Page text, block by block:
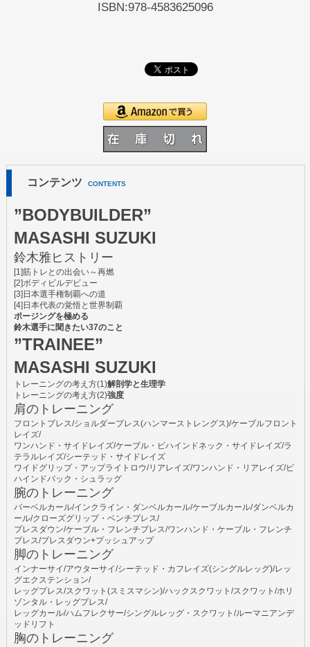
ISBN:978-4583625096
コンテンツ CONTENTS
”BODYBUILDER”
MASASHI SUZUKI
鈴木雅ヒストリー
[1]筋トレとの出会い～再燃
[2]ボディビルデビュー
[3]日本選手権制覇への道
[4]日本代表の覚悟と世界制覇
ポージングを極める
鈴木選手に聞きたい37のこと
”TRAINEE”
MASASHI SUZUKI
トレーニングの考え方(1)解剖学と生理学
トレーニングの考え方(2)強度
肩のトレーニング
フロントプレス/ショルダープレス(ハンマーストレングス)/ケーブルフロント
レイズ/
ワンハンド・サイドレイズ/ケーブル・ビハインドネック・サイドレイズ/ラ
テラルレイズ/シーテッド・サイドレイズ
ワイドグリップ・アップライトロウ/リアレイズ/ワンハンド・リアレイズ/ビ
ハインドバック・シュラッグ
腕のトレーニング
バーベルカール/インクライン・ダンベルカール/ケーブルカール/ダンベルカ
ール/クローズグリップ・ベンチプレス/
プレスダウン/ケーブル・フレンチプレス/ワンハンド・ケーブル・フレンチ
プレス/プレスダウン+プッシュアップ
脚のトレーニング
インナーサイ/アウターサイ/シーテッド・カフレイズ(シングルレッグ)/レッ
グエクステンション/
レッグプレス/スクワット(スミスマシン)/ハックスクワット/スクワット/ホリ
ゾンタル・レッグプレス/
レッグカール/ハムフレクサー/シングルレッグ・スクワット/ルーマニアンデ
ッドリフト
胸のトレーニング